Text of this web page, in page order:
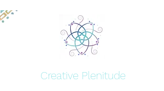
Creative Plenitude